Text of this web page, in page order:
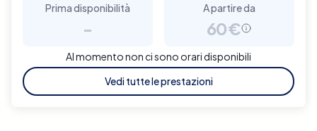
Prima disponibilità
-
A partire da
60€
Al momento non ci sono orari disponibili
Vedi tutte le prestazioni